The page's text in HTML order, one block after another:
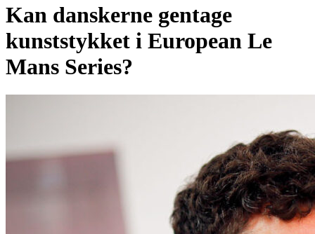
Kan danskerne gentage
kunststykket i European Le
Mans Series?